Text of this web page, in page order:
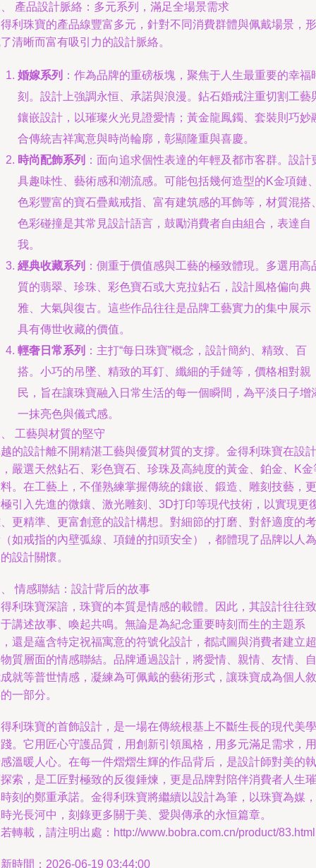
產品設計脈絡：多元系列，滿足全場景需求
利珠寶的產品線豐富多元，針對不同消費群體與佩戴場景，形
清晰而富有吸引力的設計脈絡。
婚嫁系列 ：作為品牌的重磅板塊，聚焦于人生最重要的幸福
刻。設計上強調永恒、承諾與浪漫。鉆石婚戒注重切割工藝
鑲嵌設計，以璀璨火光見證愛情；黃金龍鳳鐲、套裝則巧妙
合傳統吉祥寓意與時尚輪廓，彰顯隆重與喜慶。
時尚配飾系列 ：面向追求個性表達的年輕及都市客群。設計
具趣味性、藝術感和潮流感。可能包括幾何造型的K金項鏈
色彩豐富的寶石疊戴戒指、富有建筑感的耳飾等，材質混搭
色彩碰撞是其常見設計語言，鼓勵消費者自由組合，表達自
我。
經典收藏系列 ：側重于價值感與工藝的極致體現。多選用高
質的翡翠、珍珠、彩色寶石或大克拉鉆石，設計風格偏向典
雅、大氣與復古。這些作品往往是品牌工藝實力的集中展示
具有傳世收藏的價值。
輕奢日常系列 ：主打“每日珠寶”概念，設計簡約、精致、百
搭。小巧的吊墜、精致的耳釘、纖細的手鏈等，價格相對親
民，旨在讓珠寶融入日常生活的每一個瞬間，為平淡日子增
一抹亮色與儀式感。
工藝與材質的堅守
的設計離不開精湛工藝與優質材質的支撐。金得利珠寶在設計
嚴選天然鉆石、彩色寶石、珍珠及高純度的黃金、鉑金、K金
。在工藝上，不僅熟練掌握傳統的鑲嵌、鍛造、雕刻技藝，更
引入先進的微鑲、激光雕刻、3D打印等現代技術，以實現更
更精準、更富創意的設計構想。對細節的打磨、對舒適度的考
如戒指的內壁弧線、項鏈的扣頭安全），都體現了品牌以人為
設計關懷。
情感聯結：設計背后的故事
利珠寶深諳，珠寶的本質是情感的載體。因此，其設計往往致
講述故事、喚起共鳴。無論是為紀念重要時刻而生的主題系
還是蘊含特定祝福寓意的符號化設計，都試圖與消費者建立超
質層面的情感聯結。品牌通過設計，將愛情、親情、友情、自
就等普世情感，凝練為可佩戴的藝術形式，讓珠寶成為個人敘
一部分。
利珠寶的首飾設計，是一場在傳統根基上不斷生長的現代美學
。它用匠心守護品質，用創新引領風格，用多元滿足需求，用
溫暖人心。在每一件熠熠生輝的作品背后，是設計師對美的執
索，是工匠對極致的反復錘煉，更是品牌對陪伴消費者人生璀
刻的鄭重承諾。金得利珠寶將繼續以設計為筆，以珠寶為媒，
光長河中，刻錄更多關于美、愛與傳承的永恒篇章。
轉載，請注明出處：http://www.bobra.com.cn/product/83.html
時間：2026-06-19 03:44:00